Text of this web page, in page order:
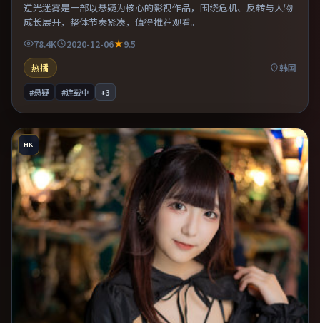
逆光迷雾是一部以悬疑为核心的影视作品，围绕危机、反转与人物
成长展开，整体节奏紧凑，值得推荐观看。
78.4K 2020-12-06
9.5
热播
韩国
#悬疑 #连载中 +3
HK